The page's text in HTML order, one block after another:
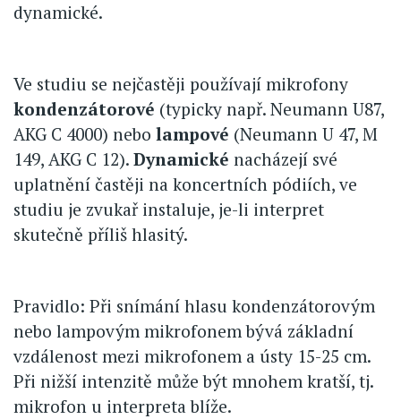
dynamické.
Ve studiu se nejčastěji používají mikrofony
kondenzátorové (typicky např. Neumann U87,
AKG C 4000) nebo lampové (Neumann U 47, M
149, AKG C 12). Dynamické nacházejí své
uplatnění častěji na koncertních pódiích, ve
studiu je zvukař instaluje, je-li interpret
skutečně příliš hlasitý.
Pravidlo: Při snímání hlasu kondenzátorovým
nebo lampovým mikrofonem bývá základní
vzdálenost mezi mikrofonem a ústy 15-25 cm.
Při nižší intenzitě může být mnohem kratší, tj.
mikrofon u interpreta blíže.